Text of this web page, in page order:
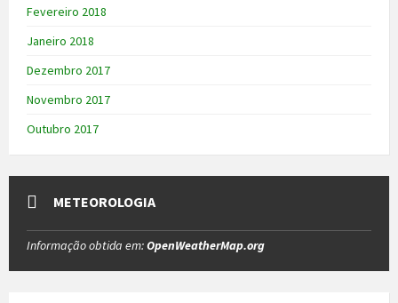
Fevereiro 2018
Janeiro 2018
Dezembro 2017
Novembro 2017
Outubro 2017
METEOROLOGIA
Informação obtida em:OpenWeatherMap.org